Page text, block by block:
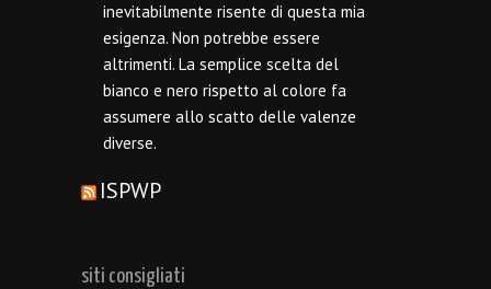
inevitabilmente risente di questa mia
esigenza. Non potrebbe essere
altrimenti. La semplice scelta del
bianco e nero rispetto al colore fa
assumere allo scatto delle valenze
diverse.
ISPWP
siti consigliati